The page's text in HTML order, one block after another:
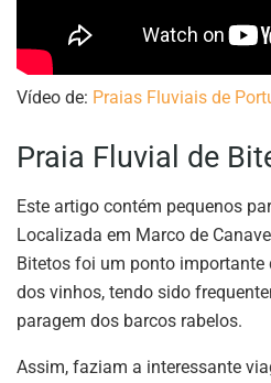
Vídeo de: Praias Fluviais de
Praia Fluvial de
Este artigo contém pequenos
Localizada em Marco de
Bitetos foi um ponto importante
dos vinhos, tendo sido
paragem dos barcos rabelos.
Assim, faziam a interessante